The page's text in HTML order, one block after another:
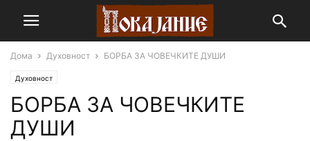
Дома Духовност БОРБА ЗА ЧОВЕЧКИТЕ ДУШИ
Духовност
БОРБА ЗА ЧОВЕЧКИТЕ
ДУШИ